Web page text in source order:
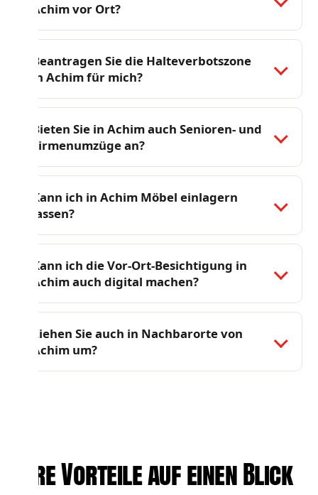
Achim vor Ort?
Beantragen Sie die Halteverbotszone
in Achim für mich?
Bieten Sie in Achim auch Senioren- und
Firmenumzüge an?
Kann ich in Achim Möbel einlagern
lassen?
Kann ich die Vor-Ort-Besichtigung in
Achim auch digital machen?
Ziehen Sie auch in Nachbarorte von
Achim um?
Ihre Vorteile auf einen Blick